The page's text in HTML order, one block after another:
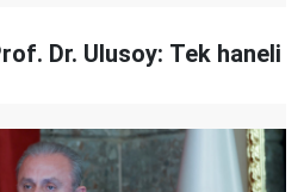
Dr. Ulusoy: Tek haneli